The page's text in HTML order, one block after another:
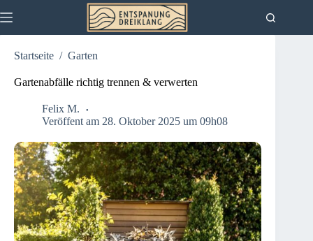
Inhalt
Startseite / Garten
Gartenabfälle richtig trennen & verwerten
Felix M.
Veröffent am 28. Oktober 2025 um 09h08